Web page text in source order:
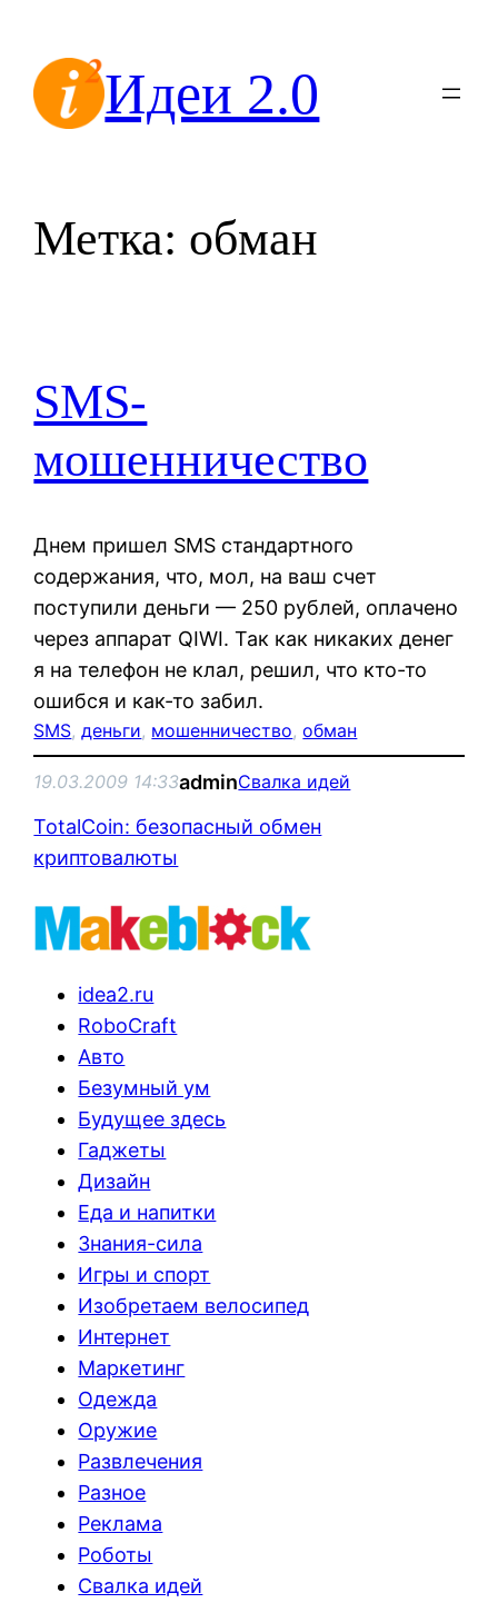
содержимомуИдеи 2.0
Метка: обман
SMS-
мошенничество
Днем пришел SMS стандартного
содержания, что, мол, на ваш счет
поступили деньги — 250 рублей, оплачено
через аппарат QIWI. Так как никаких денег
я на телефон не клал, решил, что кто-то
ошибся и как-то забил.
SMS, деньги, мошенничество, обман
19.03.2009 14:33adminСвалка идей
TotalCoin: безопасный обмен
криптовалюты
idea2.ru
RoboCraft
Авто
Безумный ум
Будущее здесь
Гаджеты
Дизайн
Еда и напитки
Знания-сила
Игры и спорт
Изобретаем велосипед
Интернет
Маркетинг
Одежда
Оружие
Развлечения
Разное
Реклама
Роботы
Свалка идей